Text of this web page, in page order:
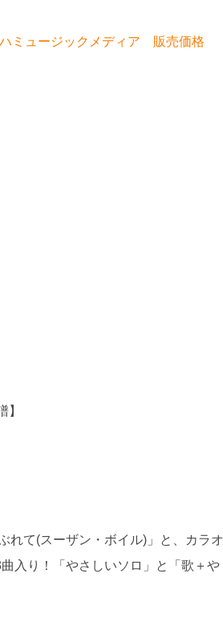
ミュージックメディア 販売価格
れて(スーザン・ボイル)」と、カラオ
入り！「やさしいソロ」と「歌＋や